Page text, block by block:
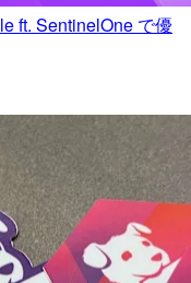
ft. SentinelOne で優